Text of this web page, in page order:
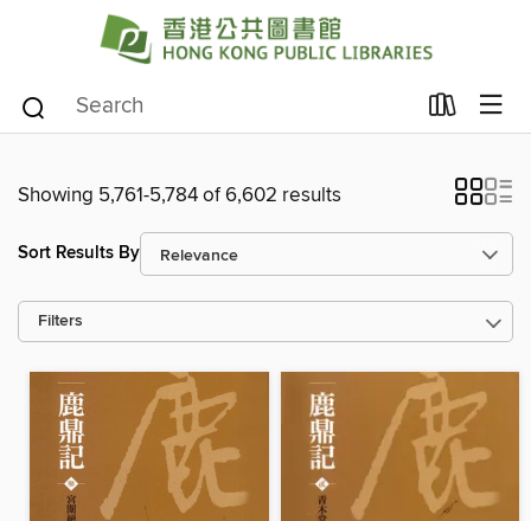
Showing 5,761-5,784 of 6,602 results
Sort Results By
Filters